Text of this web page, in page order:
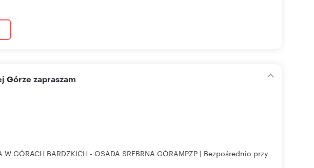
Górze zapraszam
W GÓRACH BARDZKICH - OSADA SREBRNA GÓRAMPZP | Bezpośrednio przy